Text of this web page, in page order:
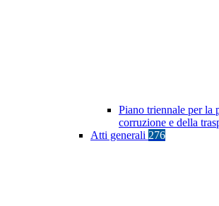
Piano triennale per la
corruzione e della
Atti generali 276